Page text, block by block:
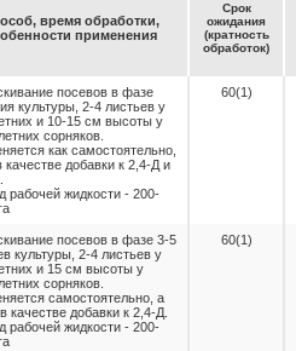
вре­мя об­ра­бот­ки,
при­ме­не­ния
Срок
ожи­да­ния
(крат­ность
об­ра­бо­ток)
посевов в фазе
культуры, 2-4 листьев у
и 10-15 см высоты у
сорняков.
как самостоятельно,
качестве добавки к 2,4-Д и
рабочей жидкости - 200-
60(1)
посевов в фазе 3-5
культуры, 2-4 листьев у
и 15 см высоты у
сорняков.
самостоятельно, а
качестве добавки к 2,4-Д.
рабочей жидкости - 200-
60(1)